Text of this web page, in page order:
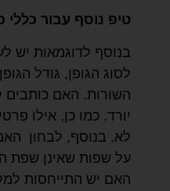
טיפ נוסף עבור כללי
בנוסף לדוגמאות יש
לסוג הגופן, גודל
השורות. האם כותבים
יורד. כמו כן, אילו
לא. בנוסף, לבחון
על שפות שאינן שפת
האם יש התייחסות